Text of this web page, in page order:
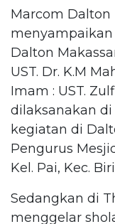
Marcom Dalton
menyampaikan
Dalton
UST. Dr. K.M
Imam : UST.
dilaksanakan
kegiatan di
Pengurus
Kel. Pai, Kec.
Sedangkan di
menggelar